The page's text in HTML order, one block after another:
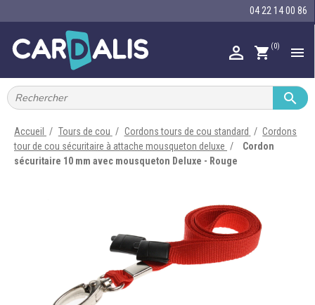
04 22 14 00 86
 shopping_cart (0) 
IMPRIMANTES À BADGES 
CARTE ET BADGE

Accueil Tours de cou Cordons tours de cou standard
Cordons
tour de cou sécuritaire à attache mousqueton deluxe
Cordon
sécuritaire 10 mm avec mousqueton Deluxe - Rouge